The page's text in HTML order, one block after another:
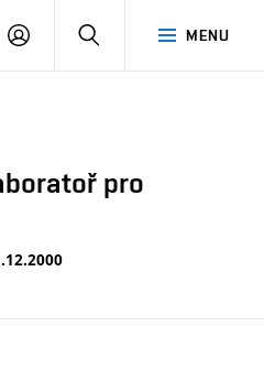
MENU
PŘIHLÁSIT
pro